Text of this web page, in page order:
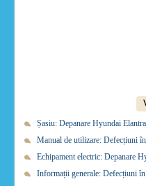
Șasiu: Depanare Hyundai
Manual de utilizare: Defecțiuni
Echipament electric: Depanare
Informații generale: Defecțiuni